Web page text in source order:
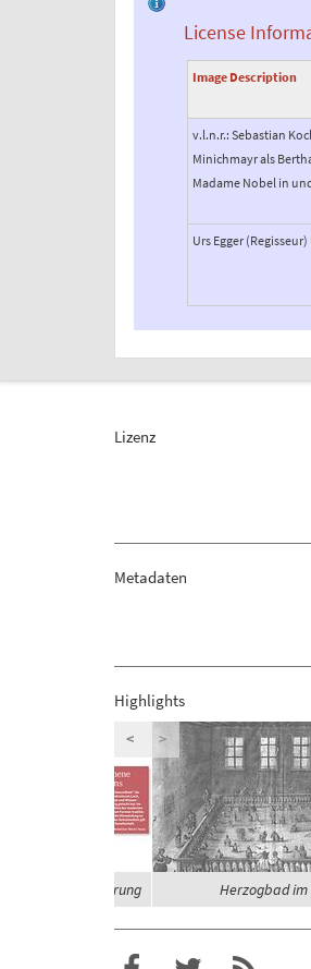
License
Image Description
v.l.n.r.: Sebastian
Minichmayr als
Madame Nobel in
Urs Egger
Lizenz
Metadaten
Highlights
und Globalisierung Herzogbad
< >